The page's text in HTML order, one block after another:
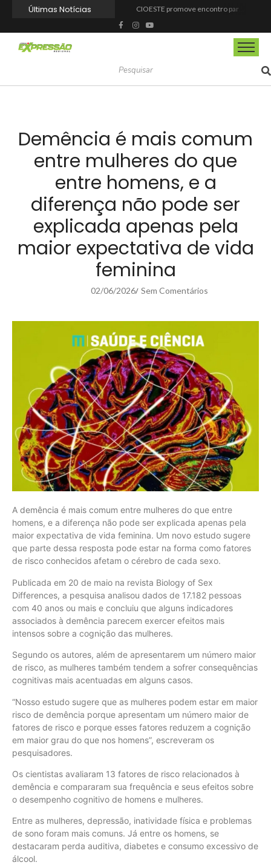
Últimas Notícias
Ferrari F355 do Anderson Dick é a mais nova atração do Parque Dream Car de São Roque (SP)
Fundação de Barueri amplia política de inclusão e lança novo projeto educacional
Projeto “O Samba da Casa 26” chega a Itapevi para valorizar a música autoral e fortalecer a cultura local
Demência é mais comum
entre mulheres do que
entre homens, e a
diferença não pode ser
explicada apenas pela
maior expectativa de vida
feminina
02/06/2026/ Sem Comentários
A demência é mais comum entre mulheres do que entre
homens, e a diferença não pode ser explicada apenas pela
maior expectativa de vida feminina. Um novo estudo sugere
que parte dessa resposta pode estar na forma como fatores
de risco conhecidos afetam o cérebro de cada sexo.
Publicada em 20 de maio na revista Biology of Sex
Differences, a pesquisa analisou dados de 17.182 pessoas
com 40 anos ou mais e concluiu que alguns indicadores
associados à demência parecem exercer efeitos mais
intensos sobre a cognição das mulheres.
Segundo os autores, além de apresentarem um número maior
de risco, as mulheres também tendem a sofrer consequências
cognitivas mais acentuadas em alguns casos.
“Nosso estudo sugere que as mulheres podem estar em maior
risco de demência porque apresentam um número maior de
fatores de risco e porque esses fatores reduzem a cognição
em maior grau do que nos homens”, escreveram os
pesquisadores.
Os cientistas avaliaram 13 fatores de risco relacionados à
demência e compararam sua frequência e seus efeitos sobre
o desempenho cognitivo de homens e mulheres.
Entre as mulheres, depressão, inatividade física e problemas
de sono foram mais comuns. Já entre os homens, se
destacaram perda auditiva, diabetes e consumo excessivo de
álcool.